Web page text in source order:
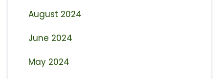
August 2024
June 2024
May 2024